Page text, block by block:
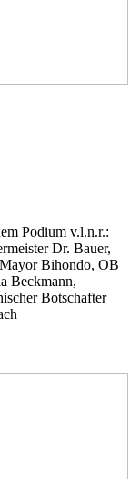
Podium v.l.n.r.:
Dr. Bauer,
Bihondo, OB
Beckmann,
Botschafter